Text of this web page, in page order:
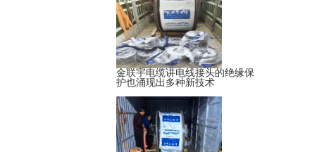
金联宇电缆讲电线接头的绝缘保
护也涌现出多种新技术